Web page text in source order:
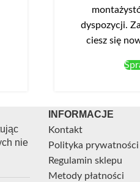
dyspozycji.
ciesz się
nie
INFORMACJE
Kontakt
Polityka prywatności
Regulamin sklepu
Metody płatności